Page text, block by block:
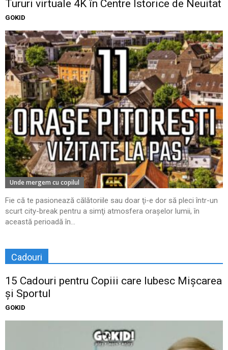
Tururi virtuale 4K în Centre Istorice de Neuitat
GOKID
Unde mergem cu copilul
Fie că te pasionează călătoriile sau doar ţi-e dor să pleci într-un
scurt city-break pentru a simţi atmosfera oraşelor lumii, în
această perioadă în...
Cadouri
15 Cadouri pentru Copiii care Iubesc Mișcarea
și Sportul
GOKID